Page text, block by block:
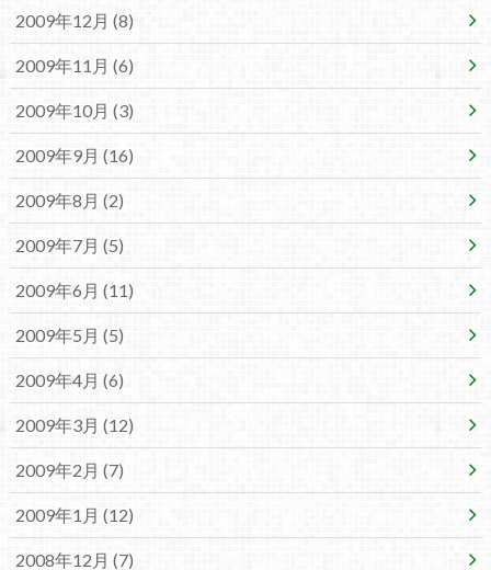
2009年12月 (8)
2009年11月 (6)
2009年10月 (3)
2009年9月 (16)
2009年8月 (2)
2009年7月 (5)
2009年6月 (11)
2009年5月 (5)
2009年4月 (6)
2009年3月 (12)
2009年2月 (7)
2009年1月 (12)
2008年12月 (7)